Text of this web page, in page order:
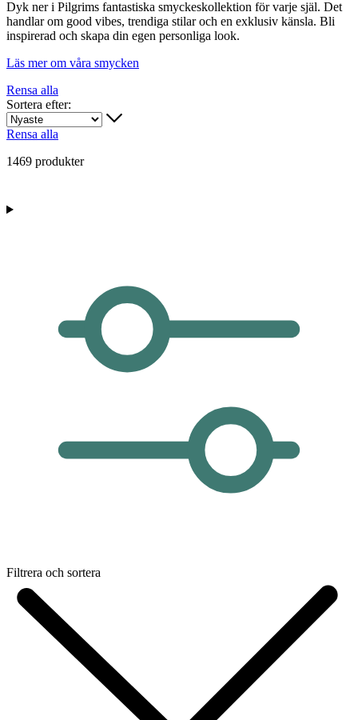
Dyk ner i Pilgrims fantastiska smyckeskollektion för varje själ. Det
handlar om good vibes, trendiga stilar och en exklusiv känsla. Bli
inspirerad och skapa din egen personliga look.
Läs mer om våra smycken
Rensa alla
Sortera efter:
Rensa alla
1469 produkter
Filtrera och sortera